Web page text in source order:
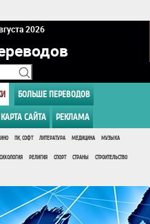
2026
БОЛЬШЕ ПЕРЕВОДОВ
КАРТА САЙТА РЕКЛАМА
ПК, СОФТ ЛИТЕРАТУРА МЕДИЦИНА МУЗЫКА
РЕЛИГИЯ СПОРТ СТРАНЫ СТРОИТЕЛЬСТВО